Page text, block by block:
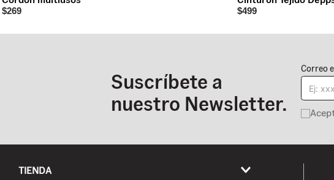
$269 $499
Suscríbete a
nuestro Newsletter.
Correo
TIENDA